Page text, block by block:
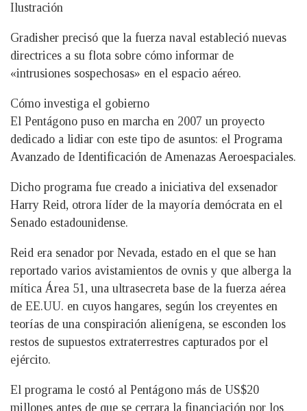
Ilustración
Gradisher precisó que la fuerza naval estableció nuevas
directrices a su flota sobre cómo informar de
«intrusiones sospechosas» en el espacio aéreo.
Cómo investiga el gobierno
El Pentágono puso en marcha en 2007 un proyecto
dedicado a lidiar con este tipo de asuntos: el Programa
Avanzado de Identificación de Amenazas Aeroespaciales.
Dicho programa fue creado a iniciativa del exsenador
Harry Reid, otrora líder de la mayoría demócrata en el
Senado estadounidense.
Reid era senador por Nevada, estado en el que se han
reportado varios avistamientos de ovnis y que alberga la
mítica Área 51, una ultrasecreta base de la fuerza aérea
de EE.UU. en cuyos hangares, según los creyentes en
teorías de una conspiración alienígena, se esconden los
restos de supuestos extraterrestres capturados por el
ejército.
El programa le costó al Pentágono más de US$20
millones antes de que se cerrara la financiación por los